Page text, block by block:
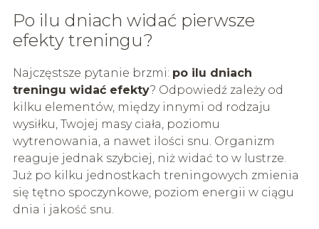
Po ilu dniach widać pierwsze
efekty treningu?
Najczęstsze pytanie brzmi: po ilu dniach
treningu widać efekty? Odpowiedź zależy od
kilku elementów, między innymi od rodzaju
wysiłku, Twojej masy ciała, poziomu
wytrenowania, a nawet ilości snu. Organizm
reaguje jednak szybciej, niż widać to w lustrze.
Już po kilku jednostkach treningowych zmienia
się tętno spoczynkowe, poziom energii w ciągu
dnia i jakość snu.